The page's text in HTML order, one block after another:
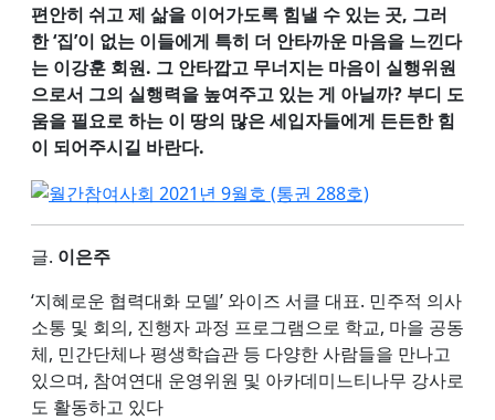
편안히 쉬고 제 삶을 이어가도록 힘낼 수 있는 곳, 그러
한 ‘집’이 없는 이들에게 특히 더 안타까운 마음을 느낀다
는 이강훈 회원. 그 안타깝고 무너지는 마음이 실행위원
으로서 그의 실행력을 높여주고 있는 게 아닐까? 부디 도
움을 필요로 하는 이 땅의 많은 세입자들에게 든든한 힘
이 되어주시길 바란다.
글. 이은주
‘지혜로운 협력대화 모델’ 와이즈 서클 대표. 민주적 의사
소통 및 회의, 진행자 과정 프로그램으로 학교, 마을 공동
체, 민간단체나 평생학습관 등 다양한 사람들을 만나고
있으며, 참여연대 운영위원 및 아카데미느티나무 강사로
도 활동하고 있다